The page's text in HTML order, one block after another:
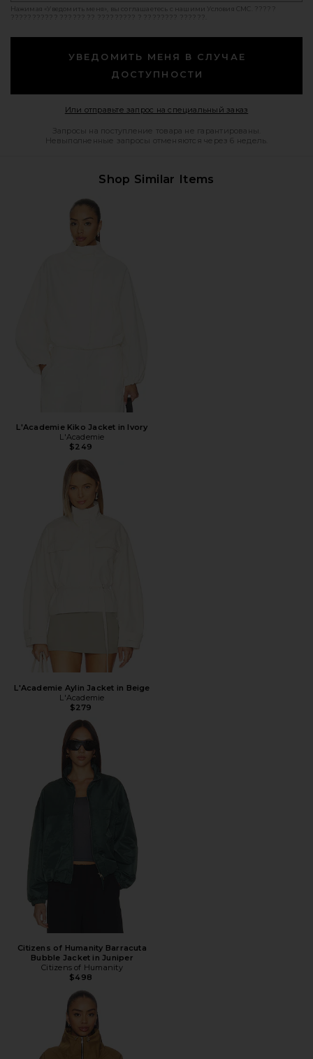
Нажимая «Уведомить меня», вы соглашаетесь с нашими Условия СМС
УВЕДОМИТЬ МЕНЯ В СЛУЧАЕ
ДОСТУПНОСТИ
Или отправьте запрос на специальный заказ
Запросы на поступление товара не гарантированы.
Невыполненные запросы отменяются через 6 недель.
Shop Similar Items
L'Academie Kiko Jacket in Ivory
L'Academie
$249
L'Academie Aylin Jacket in Beige
L'Academie
$279
Citizens of Humanity Barracuta
Bubble Jacket in Juniper
Citizens of Humanity
$498